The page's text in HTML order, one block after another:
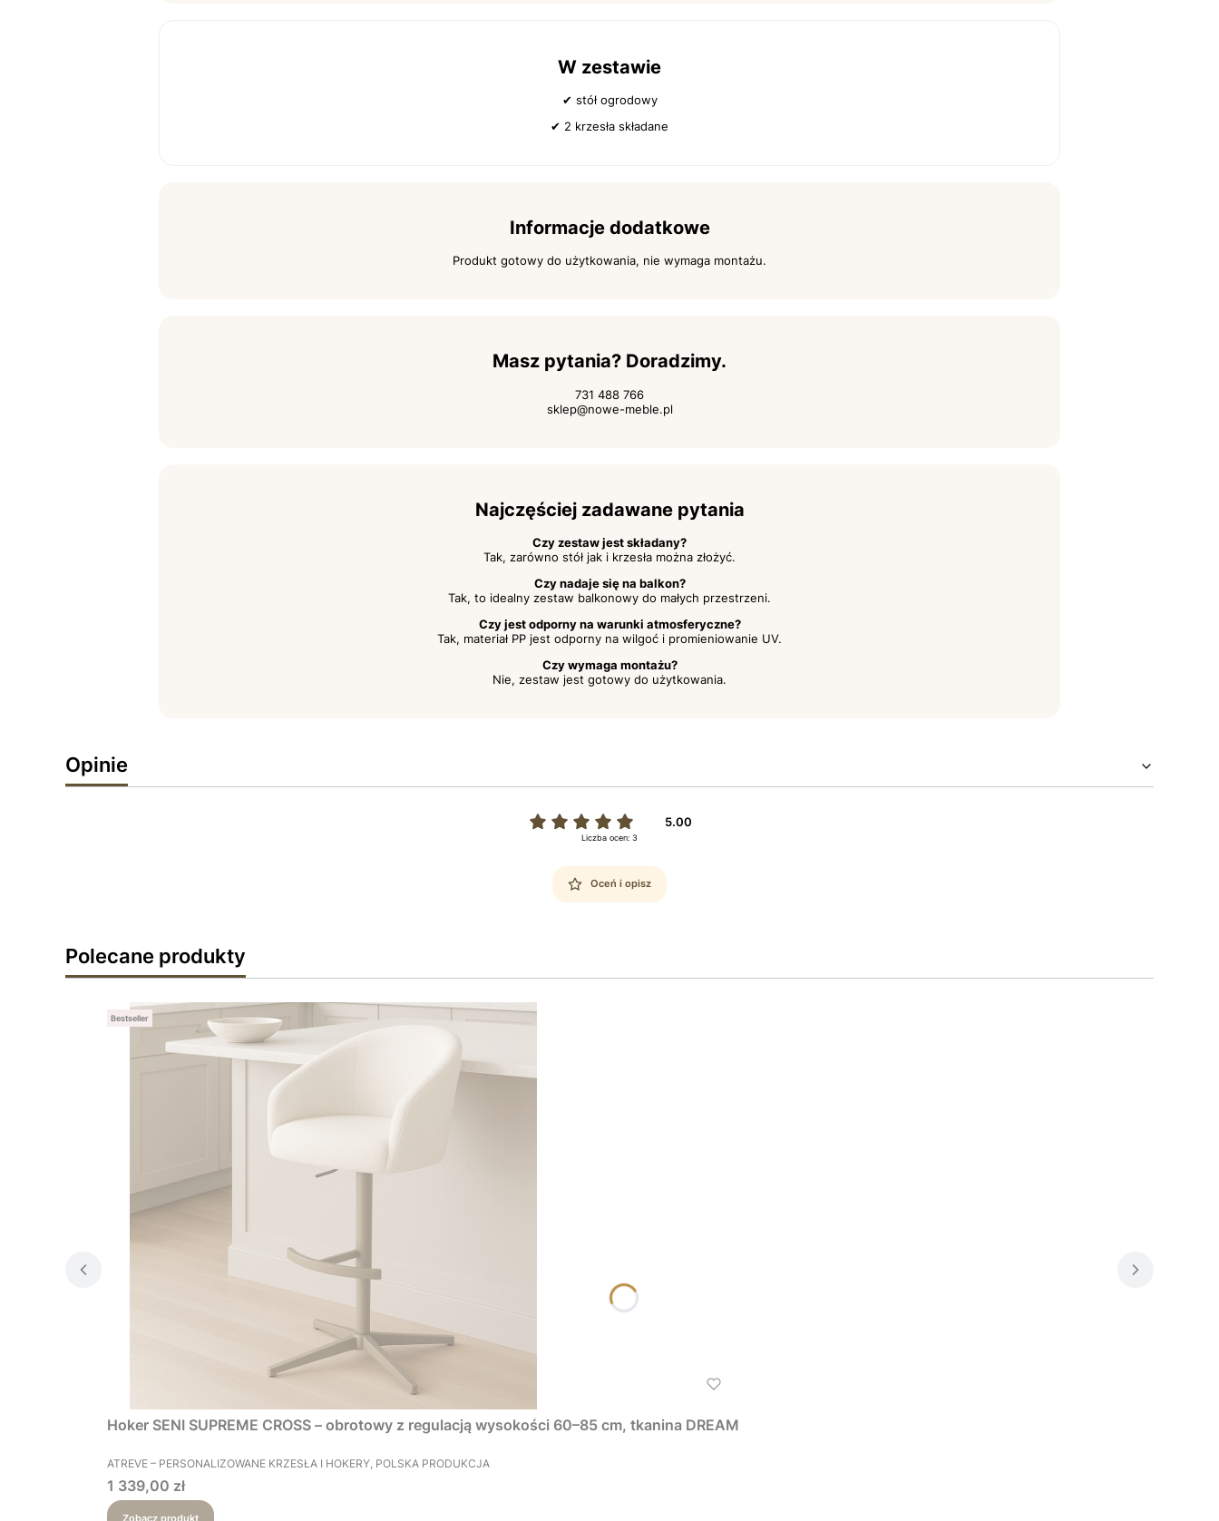
W zestawie
✔ stół ogrodowy
✔ 2 krzesła składane
Informacje dodatkowe
Produkt gotowy do użytkowania, nie wymaga montażu.
Masz pytania? Doradzimy.
731 488 766
sklep@nowe-meble.pl
Najczęściej zadawane pytania
Czy zestaw jest składany?
Tak, zarówno stół jak i krzesła można złożyć.
Czy nadaje się na balkon?
Tak, to idealny zestaw balkonowy do małych przestrzeni.
Czy jest odporny na warunki atmosferyczne?
Tak, materiał PP jest odporny na wilgoć i promieniowanie UV.
Czy wymaga montażu?
Nie, zestaw jest gotowy do użytkowania.
Opinie
5.00
Liczba ocen: 3
Oceń i opisz
Polecane produkty
Bestseller
Hoker SENI SUPREME CROSS – obrotowy z regulacją wysokości 60–85 cm, tkanina DREAM
PRODUCENT
ATREVE – PERSONALIZOWANE KRZESŁA I HOKERY, POLSKA PRODUKCJA
Cena
1 339,00 zł
Zobacz produkt